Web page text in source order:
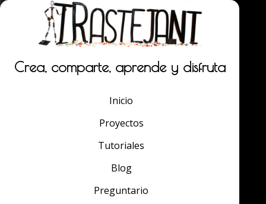
Crea, comparte, aprende y disfruta
Inicio
Proyectos
Tutoriales
Blog
Preguntario